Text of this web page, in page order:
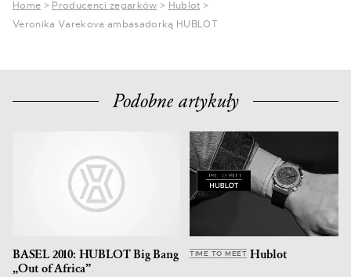
Home > Producenci zegarków > Hublot >
Veronika Varekova ambasadorką HUBLOT
Podobne artykuły
BASEL 2010: HUBLOT Big Bang
„Out of Africa”
TIME TO MEET Hublot